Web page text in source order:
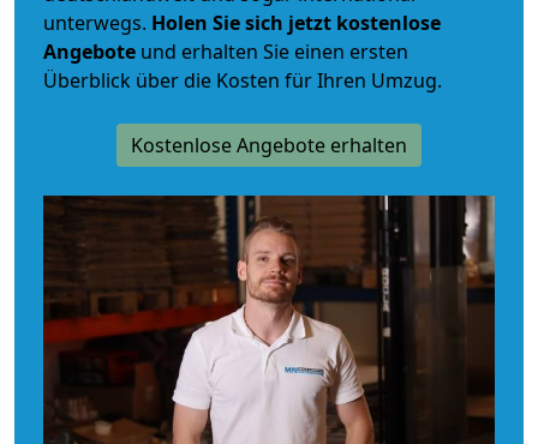
unterwegs. Holen Sie sich jetzt kostenlose
Angebote und erhalten Sie einen ersten
Überblick über die Kosten für Ihren Umzug.
Kostenlose Angebote erhalten